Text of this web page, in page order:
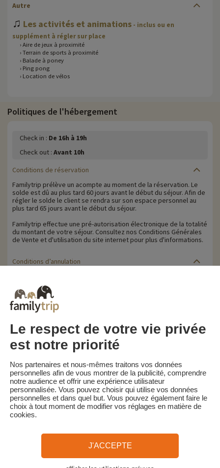
Autre
♫ Les activités et animations - inclus ou en
supplément à régler sur place
› Aire de jeux à proximité
› Terrain de sports à proximité
› Balade à poney
› Ping pong
› Location de vélos
Politiques de l'hébergement
Check in : De 16h à 19h
Check out : Avant 10h
Conditions de réservation
Familytrip prélève un acompte au moment de la réservation. Le
solde est dû au plus tard 60 jours avant le début du séjour. Afin de
régler le solde le client se rendra sur son espace personnel au
plus tard 65 jours avant le début du séjour.
Familytrip effectue une pré-autorisation électronique de la totalité
du montant de votre séjour. Consultez nos Conditions Générales
de Vente et d'utilisation du site internet pour plus d'informations.
Conditions d’annulation
début du séjour. Le client reçoit un rappel de paiement du solde
de la réservation par e-mail 65 jours avant le début du séjour.
Les pénalités d'annulation sont calculées sur la base du barème
suivant :
• Annulation 60 jours ou plus avant la date de début du séjour :
acompte conservé
• Annulation moins de 60 jours avant la date de début du séjour :
100 % du prix du séjour
Familytrip vous conseille de souscrire l'assurance annulation de
son partenaire AREAS Assurances. Souscrivez au moment de la
réservation ou dans les 24h suivant votre réservation par
téléphone.
CGV et Charte de Confidentialité
La Presse parle de nous
Plan du site
Le respect de votre vie privée
est notre priorité
Nos partenaires et nous-mêmes traitons vos données
personnelles afin de vous montrer de la publicité, comprendre
notre audience et offrir une expérience utilisateur
personnalisée. Vous pouvez choisir qui utilise vos données
personnelles et dans quel but. Vous pouvez également faire le
choix à tout moment de modifier vos réglages en matière de
cookies.
J'ACCEPTE